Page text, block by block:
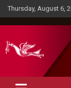
Skip
to
content
Thursday, August 6,